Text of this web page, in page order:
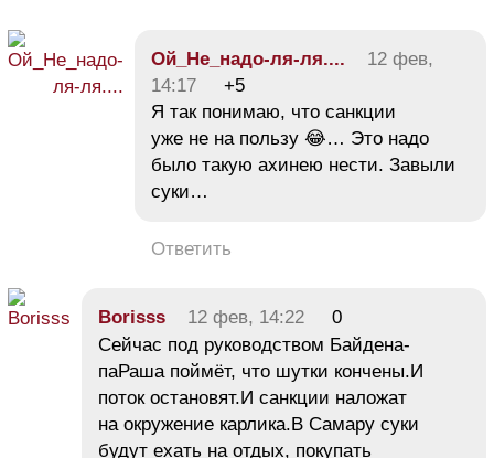
Ой_Не_надо-ля-ля....
12 фев,
14:17
+5
Я так понимаю, что санкции
уже не на пользу 😂… Это надо
было такую ахинею нести. Завыли
суки…
Ответить
Borisss 12 фев, 14:22
0
Сейчас под руководством Байдена-
паРаша поймёт, что шутки кончены.И
поток остановят.И санкции наложат
на окружение карлика.В Самару суки
будут ехать на отдых, покупать